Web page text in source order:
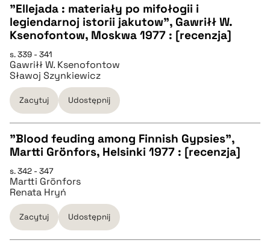
pobierz cytat
CZYSTY TEKST
pobierz cytat
BIBTEX
pobierz cytat
"Ellejada : materiały po mifołogii i
legiendarnoj istorii jakutow", Gawriłł W.
Ksenofontow, Moskwa 1977 : [recenzja]
s. 339 - 341
Gawriłł W. Ksenofontow
Sławoj Szynkiewicz
Zacytuj Udostępnij
pobierz cytat
BIBTEX
"Blood feuding among Finnish Gypsies",
Martti Grönfors, Helsinki 1977 : [recenzja]
s. 342 - 347
Martti Grönfors
Renata Hryń
Zacytuj Udostępnij